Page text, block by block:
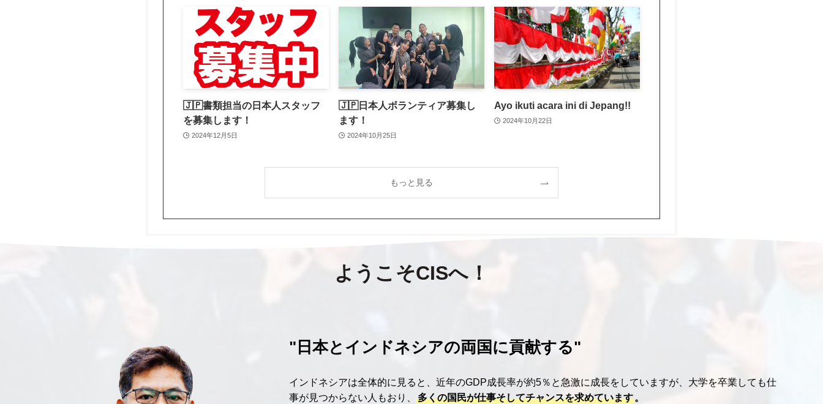
🇯🇵書類担当の日本人スタッフ
を募集します！
2024年12月5日
🇯🇵日本人ボランティア募集し
ます！
2024年10月25日
Ayo ikuti acara ini di Jepang!!
2024年10月22日
もっと見る
ようこそCISへ！
"日本とインドネシアの両国に貢献する"
インドネシアは全体的に見ると、近年のGDP成長率が約5％と急激に成長をしていますが、大学を卒業しても仕
事が見つからない人もおり、
多くの国民が仕事そしてチャンスを求めています。